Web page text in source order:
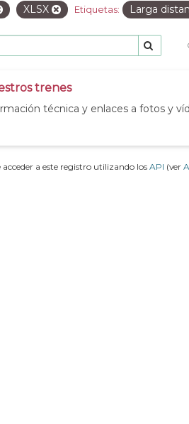
XLSX Etiquetas: Larga
trenes
técnica y enlaces a fotos y
a este registro utilizando losAPI (ver